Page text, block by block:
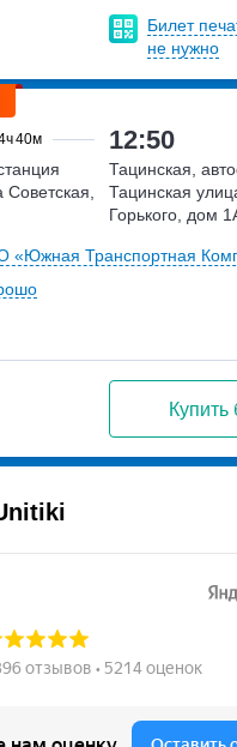
Билет
не нужно
40м 12:50
Купить
Советская,
Тацинская,
Тацинская
Горького, дом
«Южная Транспортная